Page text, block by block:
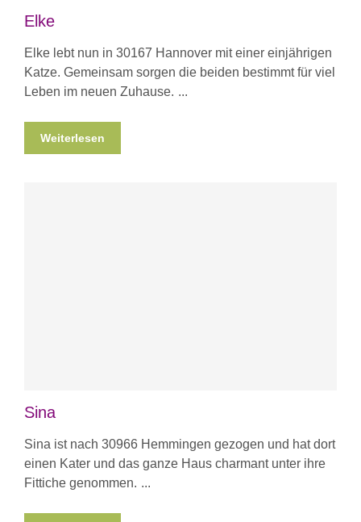
Elke
Elke lebt nun in 30167 Hannover mit einer einjährigen
Katze. Gemeinsam sorgen die beiden bestimmt für viel
Leben im neuen Zuhause.
Weiterlesen
Sina
Sina ist nach 30966 Hemmingen gezogen und hat dort
einen Kater und das ganze Haus charmant unter ihre
Fittiche genommen.